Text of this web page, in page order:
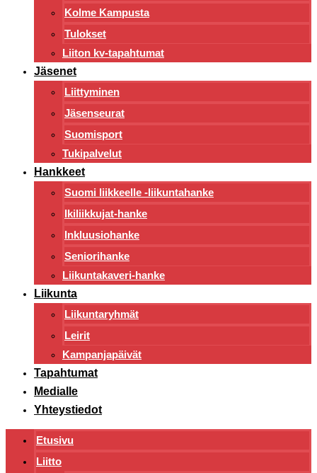
Kolme Kampusta
Tulokset
Liiton kv-tapahtumat
Jäsenet
Liittyminen
Jäsenseurat
Suomisport
Tukipalvelut
Hankkeet
Suomi liikkeelle -liikuntahanke
Ikiliikkujat-hanke
Inkluusiohanke
Seniorihanke
Liikuntakaveri-hanke
Liikunta
Liikuntaryhmät
Leirit
Kampanjapäivät
Tapahtumat
Medialle
Yhteystiedot
Etusivu
Liitto